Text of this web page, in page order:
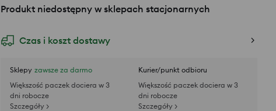
Produkt niedostępny w sklepach stacjonarnych
Czas i koszt dostawy
Sklepy zawsze za darmo
Większość paczek dociera w 3
dni robocze
Szczegóły >
Kurier/punkt odbioru
Większość paczek dociera w 3
dni robocze
Szczegóły >